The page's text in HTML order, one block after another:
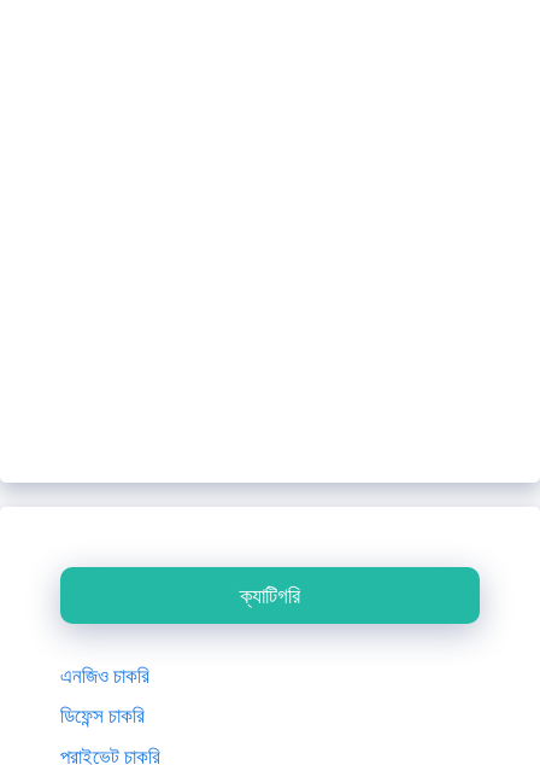
ক্যাটিগরি
এনজিও চাকরি
ডিফেন্স চাকরি
প্রাইভেট চাকরি